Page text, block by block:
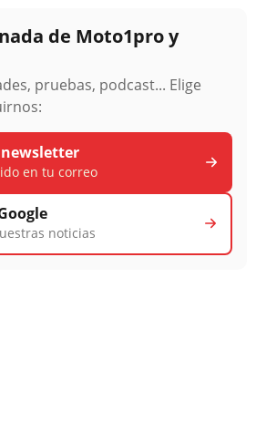
de Moto1pro y
pruebas, podcast... Elige
en tu correo
noticias